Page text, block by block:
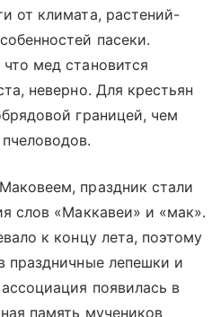
от климата, растений-
пасеки.
мед становится
неверно. Для крестьян
границей, чем
праздник стали
слов «Маккавеи» и «мак».
к концу лета, поэтому
праздничные лепешки и
появилась в
память мучеников